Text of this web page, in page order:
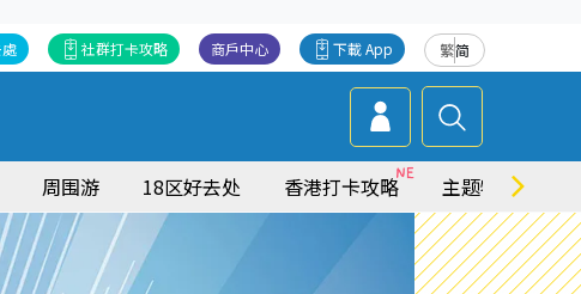
繁简
下載 App
商戶中心
社群打卡攻略
周围游 18区好去处 香港打卡攻略 主题特集